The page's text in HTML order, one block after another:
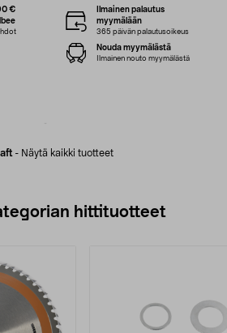
- Näytä kaikki tuotteet
€
Ilmainen palautus
myymälään
365 päivän palautusoikeus
Nouda myymälästä
Ilmainen nouto myymälästä
hittituotteet